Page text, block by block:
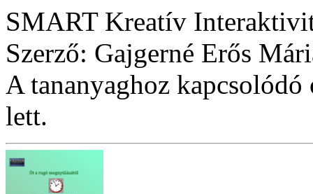
SMART Kreatív
Szerző: Gajgerné Erős
A tananyaghoz
lett.